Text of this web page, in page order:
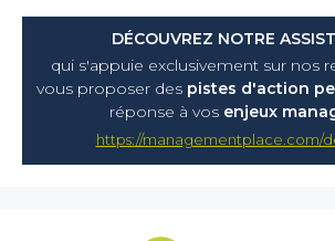
DÉCOUVREZ NOTRE
qui s'appuie exclusivement sur nos
vous proposer des pistes d'action
réponse à vos enjeux
https://managementplace.com/